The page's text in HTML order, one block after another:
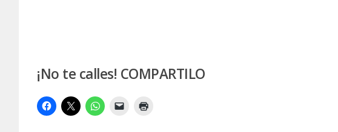
¡No te calles! COMPARTILO